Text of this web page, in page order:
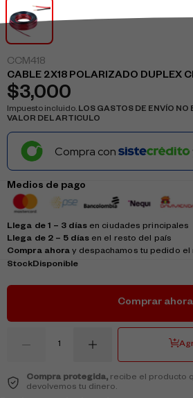
CCM418
CABLE 2X18 POLARIZADO DUPLEX
$3,000
Impuesto incluido. LOS GASTOS DE ENVÍO NO
VALOR DEL ARTICULO
Compra con
Medios de pago
Llega de 1 – 3 díasen ciudades principales
Llega de 2 – 5 díasen el resto del país
Compra ahora y despachamos tu pedido el
StockDisponible
Comprar ahora
Compra protegida,recibe el producto
devolvemos tu dinero.